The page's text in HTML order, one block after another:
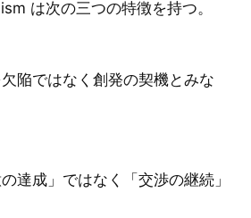
は次の三つの特徴を持つ。
陥ではなく創発の契機とみな
達成」ではなく「交渉の継続」